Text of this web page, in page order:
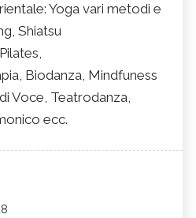
Yoga vari metodi e
Shiatsu
Biodanza, Mindfuness
Voce, Teatrodanza,
ecc.